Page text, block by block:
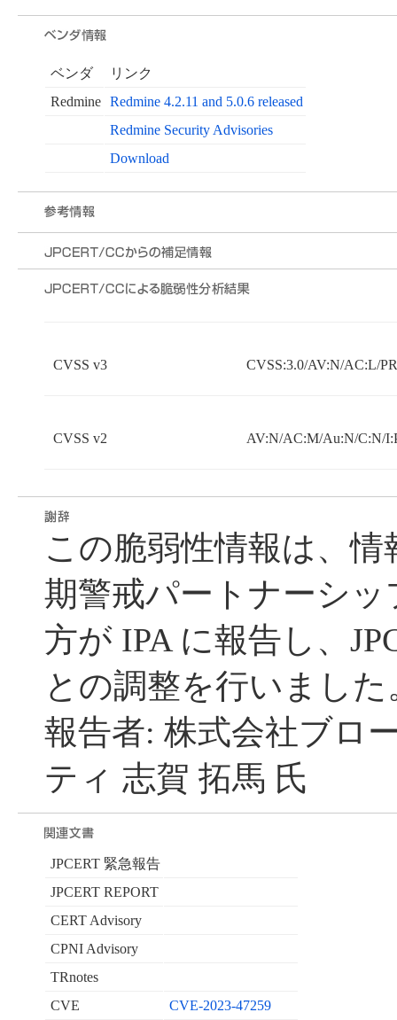
ベンダ
リンク
Redmine
Redmine 4.2.11 and 5.0.6 released
Redmine Security Advisories
Download
CVSS v3 CVSS:3.0/AV:N/AC:L/
CVSS v2 AV:N/AC:M/Au:N/C:N/
この脆弱性情報は、
期警戒パートナーシ
方が IPA に報告し、
との調整を行いました
報告者: 株式会社ブロ
ティ 志賀 拓馬 氏
JPCERT 緊急報告
JPCERT REPORT
CERT Advisory
CPNI Advisory
TRnotes
CVE
CVE-2023-47259